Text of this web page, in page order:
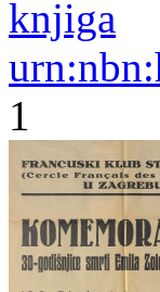
knjiga
1